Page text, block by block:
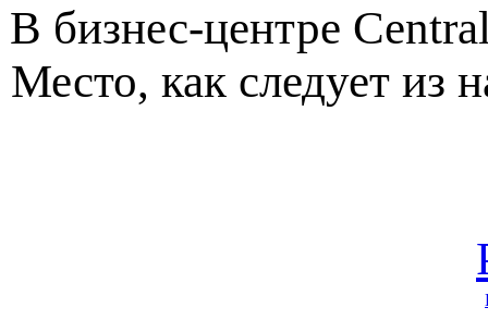
В бизнес-центре
Место, как следует из